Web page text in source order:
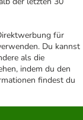
für
Du kannst
als die
indem du den
findest du